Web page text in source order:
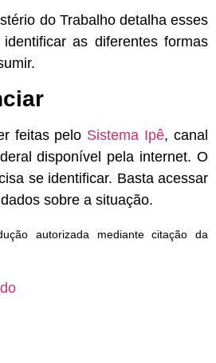
do Trabalho detalha esses
as diferentes formas
feitas pelo Sistema Ipê, canal
disponível pela internet. O
se identificar. Basta acessar
sobre a situação.
autorizada mediante citação da